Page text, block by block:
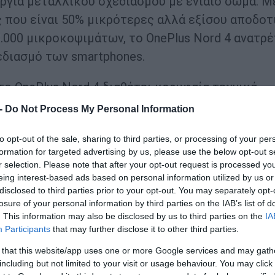
Do Not Process My Personal Information
opt-out of the sale, sharing to third parties, or processing of your
for targeted advertising by us, please use the below opt-out
selection. Please note that after your opt-out request is processed
interest-based ads based on personal information utilized by us
to third parties prior to your opt-out. You may separately
of your personal information by third parties on the IAB’s list of
This information may also be disclosed by us to third parties on the
Participants that may further disclose it to other third parties.
that this website/app uses one or more Google services and may
but not limited to your visit or usage behaviour. You may
είναι 50% μικρότερες αλλά εξίσου
μικροκοψιμάτων, το OnePlus Nord 4
των smartphones.
Nord 4 διαθέτει κορυφαία τεχνικά
7+ Gen 3, έως 16GB RAM και 512GB
κάμερα Sony 50megapixel και μπαταρία
ποτέ σε μοντέλο της σειράς Nord. Η
100W SUPERVOOC, επιτρέποντας φόρτιση
μπορείτε να παρακολουθήσετε έως και 5
αποχρώσεις, γνωστές ως Nordtones. Η
της σχεδιασμό σε brushed gunmetal,
η απόχρωση Oasis Green προσφέρει μια